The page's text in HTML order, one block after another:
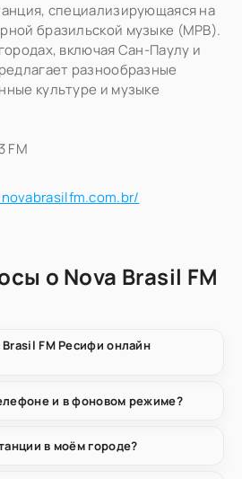
специализирующаяся на
бразильской музыке (MPB).
включая Сан-Паулу и
разнообразные
культуре и музыке
FM
о Nova Brasil FM
Brasil FM Ресифи онлайн
и в фоновом режиме?
в моём городе?